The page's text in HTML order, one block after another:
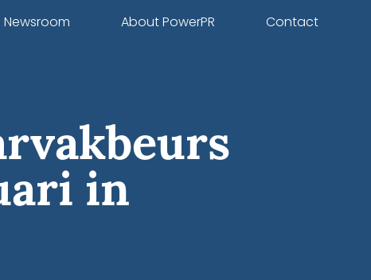
Newsroom About PowerPR Contact
in